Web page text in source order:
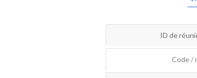
ID de
Code /